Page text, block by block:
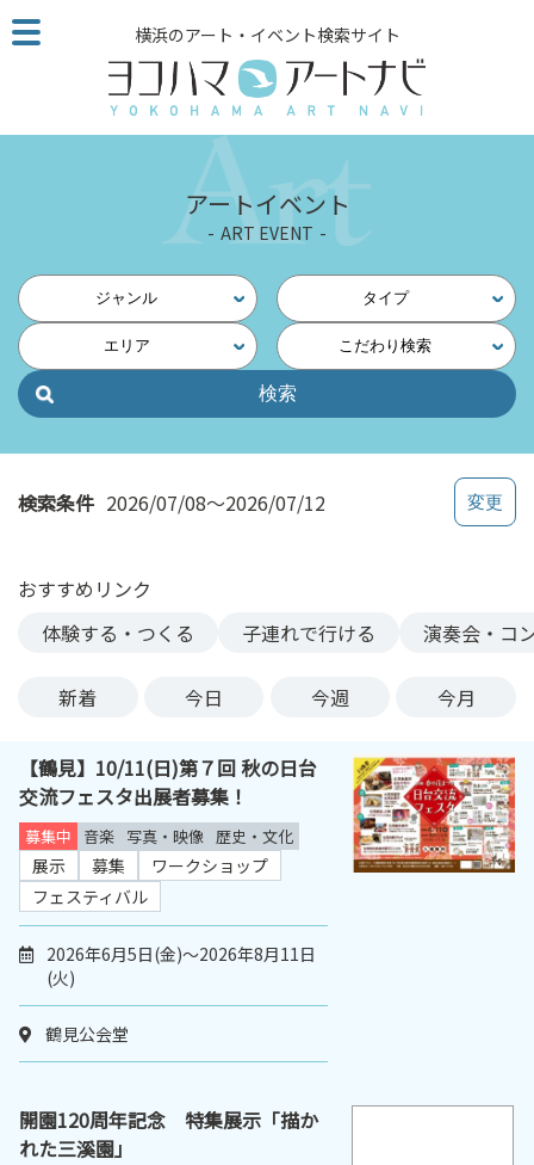
こ
の
ジ
読
他
ペ
の
横浜のアート・イベント検索サイト
アートイベント
ART EVENT
ジャンル タイプ
エリア こだわり検索
検索条件 2026/07/08～2026/07/12
おすすめリンク
体験する・つくる
子連れで行ける 演奏会・コ
新着 今日 今週 今月
【鶴見】10/11(日)第７回 秋の日台
交流フェスタ出展者募集！
募集中 音楽 写真・映像 歴史・文化
展示 募集
ワークショップ
フェスティバル
2026年6月5日(金)～2026年8月11日
(火)
鶴見公会堂
開園120周年記念 特集展示「描か
れた三溪園」